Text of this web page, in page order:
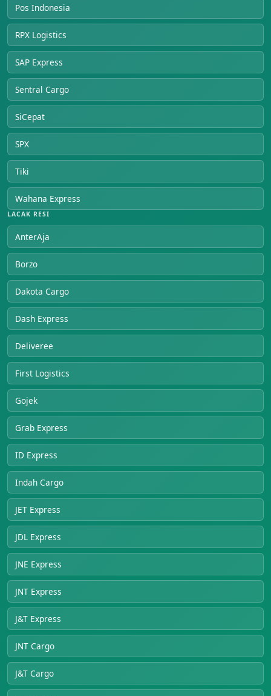
Pos Indonesia
RPX Logistics
SAP Express
Sentral Cargo
SiCepat
SPX
Tiki
Wahana Express
LACAK RESI
AnterAja
Borzo
Dakota Cargo
Dash Express
Deliveree
First Logistics
Gojek
Grab Express
ID Express
Indah Cargo
JET Express
JDL Express
JNE Express
JNT Express
J&T Express
JNT Cargo
J&T Cargo